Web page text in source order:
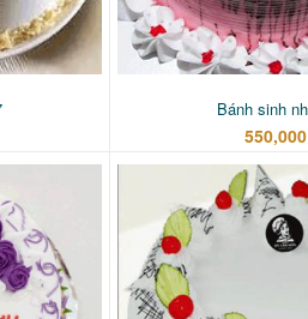
Bánh sinh
550,000